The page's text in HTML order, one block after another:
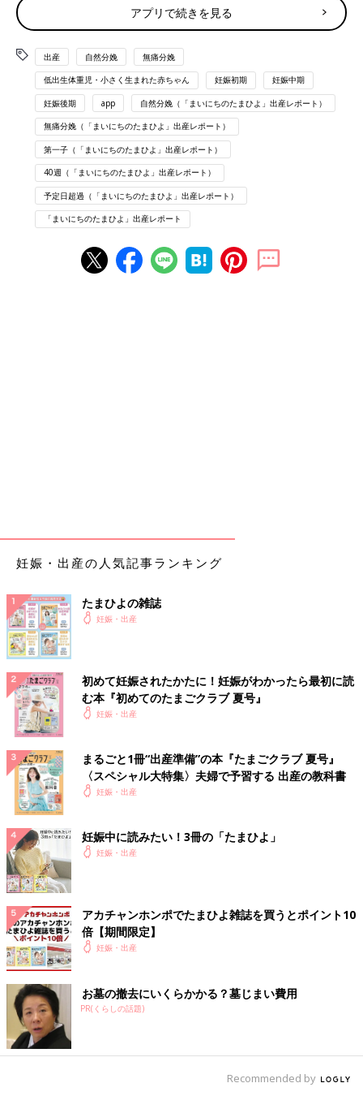
のか？程度
病院に電話し、落ち着いて準備
3:45
病院到着。
NSTによると1~2分間隔で陣痛が来ているが、痛みはまだそこま
で。
破水検査しても、くっきり色が変わらず少し時間を置いて検査し
ようとなる。
陣痛があるので入院決定
4:30ごろ
病室へ移動し、NST開始。まだスマホ触ったり夫と会話したりす
このころからどんどん痛みが強くなってきて呼吸するのが辛くな
ってきてた。
すってもらって耐える。
10:00ごろ
ここで促進剤の投与開始。
どんどん痛みが強まってきて、3~4分間隔で強い痛みがくる。バ
ルーン入れたけど子宮口はまだ指1本分と言われ、痛みも強くて
絶望。
このあたりから、赤ちゃんの降りはまだまだで子宮口もまだ開い
てないのに、短い間隔でくる痛みに耐え続けるしかなく、身体が
痙攣したり、強ばったりして痛みもだけどそれが辛かった。
そして吐き気も感じるようになり、3回くらい大量に嘔吐する。
朝、おにぎりを食べたのを後悔する。
12:30ごろ
こんなに辛い陣痛や症状により、体力と精神共に限界が近づいて
いて体が悲鳴を上げているとのことで、助産師さんに無痛の麻酔
を入れるか提案される。痛みが和らいだらリラックスできて、お
ったけど、終わりの見えない痛みに耐えられない私は無痛の麻酔
を入れることを選択。内診したらバルーンが抜けそうな4cmくら
い。まだまだ…
13:00ごろ
麻酔を入れるためにLDRに移動。
麻酔が効くまで陣痛にひたすら耐える。恥骨の左側あたりが異様
に痛くて、陣痛のたびに痛いと声を出さないと耐えられない。
り、途中やってくる陣痛に耐えるのが大変だった。
アプリで続きを見る
出産 自然分娩 無痛分娩
低出生体重児・小さく生まれた赤ちゃん 妊娠初期 妊娠中期
妊娠後期 app 自然分娩（「まいにちのたまひよ」出産レポート）
無痛分娩（「まいにちのたまひよ」出産レポート）
第一子（「まいにちのたまひよ」出産レポート）
40週（「まいにちのたまひよ」出産レポート）
予定日超過（「まいにちのたまひよ」出産レポート）
「まいにちのたまひよ」出産レポート
妊娠・出産の人気記事ランキング
たまひよの雑誌
妊娠・出産
初めて妊娠されたかたに！妊娠がわかったら最初に読
む本『初めてのたまごクラブ 夏号』
妊娠・出産
まるごと1冊“出産準備”の本『たまごクラブ 夏号』
〈スペシャル大特集〉夫婦で予習する 出産の教科書
妊娠・出産
妊娠中に読みたい！3冊の「たまひよ」
妊娠・出産
アカチャンホンポでたまひよ雑誌を買うとポイント10
倍【期間限定】
妊娠・出産
お墓の撤去にいくらかかる？墓じまい費用
PR(くらしの話題)
Recommended by